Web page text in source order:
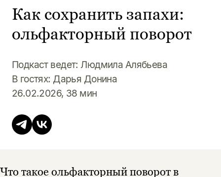
Как сохранить запахи:
ольфакторный поворот
Подкаст ведет: Людмила Алябьева
В гостях: Дарья Донина
26.02.2026, 38 мин
Что такое ольфакторный поворот в